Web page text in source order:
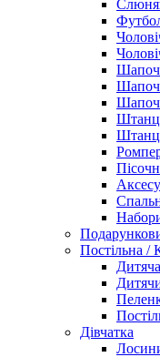
Постільна
Дівчатка